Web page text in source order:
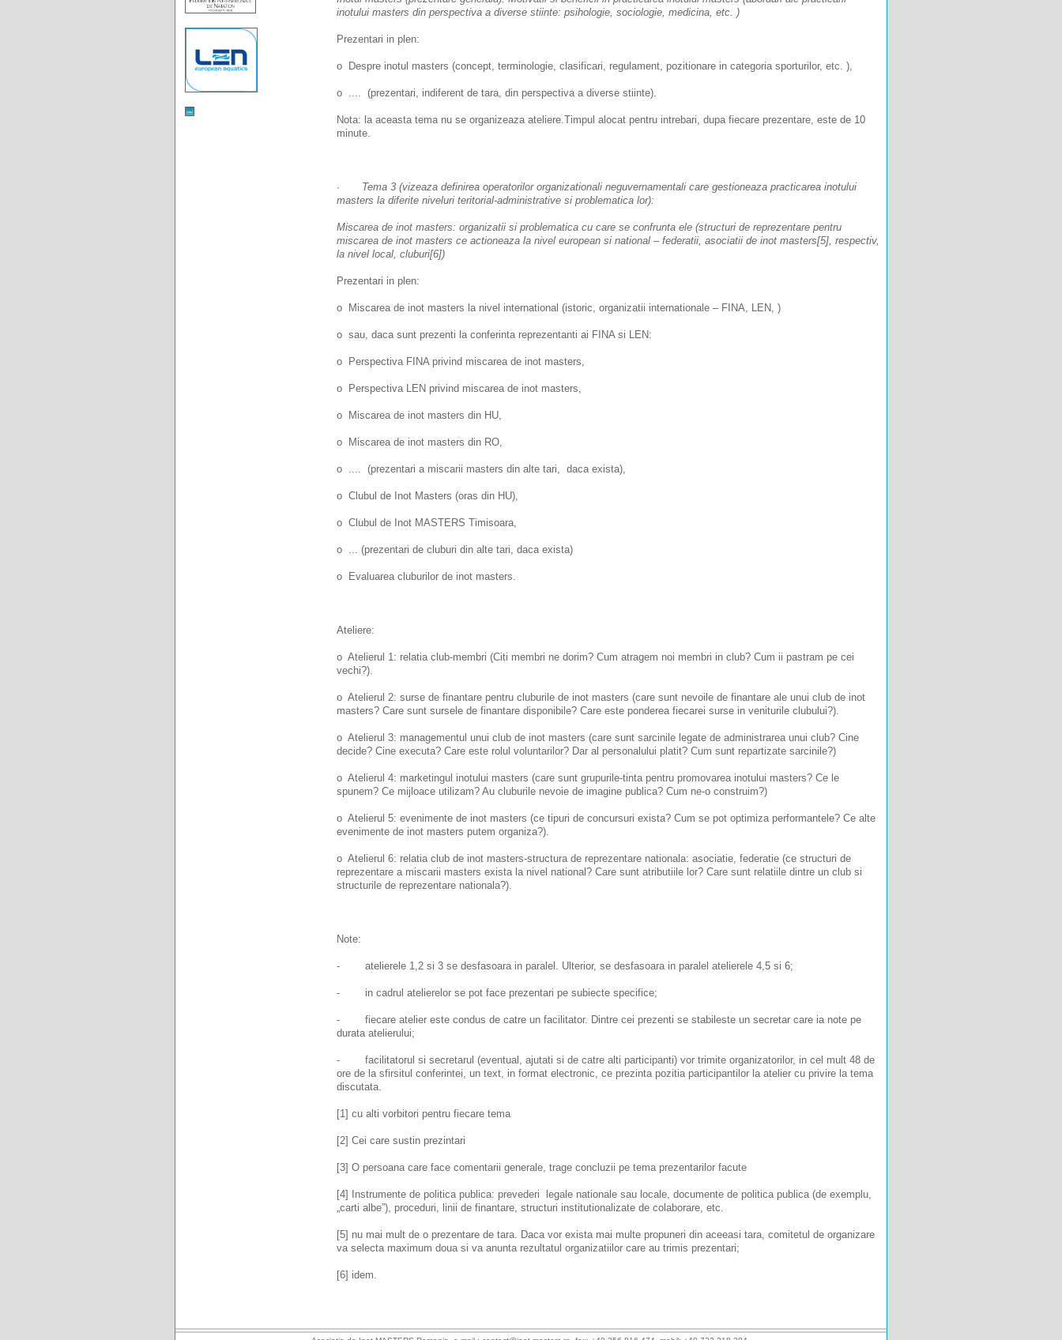
inotului masters din perspectiva a diverse stiinte: psihologie, sociologie, medicina, etc. )
Prezentari in plen:
o Despre inotul masters (concept, terminologie, clasificari, regulament, pozitionare in categoria sporturilor, etc. ),
o .... (prezentari, indiferent de tara, din perspectiva a diverse stiinte).
Nota: la aceasta tema nu se organizeaza ateliere.Timpul alocat pentru intrebari, dupa fiecare prezentare, este de 10
minute.
· Tema 3 (vizeaza definirea operatorilor organizationali neguvernamentali care gestioneaza practicarea inotului
masters la diferite niveluri teritorial-administrative si problematica lor):
Miscarea de inot masters: organizatii si problematica cu care se confrunta ele (structuri de reprezentare pentru
miscarea de inot masters ce actioneaza la nivel european si national – federatii, asociatii de inot masters[5], respectiv,
la nivel local, cluburi[6])
Prezentari in plen:
o Miscarea de inot masters la nivel international (istoric, organizatii internationale – FINA, LEN, )
o sau, daca sunt prezenti la conferinta reprezentanti ai FINA si LEN:
o Perspectiva FINA privind miscarea de inot masters,
o Perspectiva LEN privind miscarea de inot masters,
o Miscarea de inot masters din HU,
o Miscarea de inot masters din RO,
o .... (prezentari a miscarii masters din alte tari, daca exista),
o Clubul de Inot Masters (oras din HU),
o Clubul de Inot MASTERS Timisoara,
o ... (prezentari de cluburi din alte tari, daca exista)
o Evaluarea cluburilor de inot masters.
Ateliere:
o Atelierul 1: relatia club-membri (Citi membri ne dorim? Cum atragem noi membri in club? Cum ii pastram pe cei
vechi?).
o Atelierul 2: surse de finantare pentru cluburile de inot masters (care sunt nevoile de finantare ale unui club de inot
masters? Care sunt sursele de finantare disponibile? Care este ponderea fiecarei surse in veniturile clubului?).
o Atelierul 3: managementul unui club de inot masters (care sunt sarcinile legate de administrarea unui club? Cine
decide? Cine executa? Care este rolul voluntarilor? Dar al personalului platit? Cum sunt repartizate sarcinile?)
o Atelierul 4: marketingul inotului masters (care sunt grupurile-tinta pentru promovarea inotului masters? Ce le
spunem? Ce mijloace utilizam? Au cluburile nevoie de imagine publica? Cum ne-o construim?)
o Atelierul 5: evenimente de inot masters (ce tipuri de concursuri exista? Cum se pot optimiza performantele? Ce alte
evenimente de inot masters putem organiza?).
o Atelierul 6: relatia club de inot masters-structura de reprezentare nationala: asociatie, federatie (ce structuri de
reprezentare a miscarii masters exista la nivel national? Care sunt atributiile lor? Care sunt relatiile dintre un club si
structurile de reprezentare nationala?).
Note:
- atelierele 1,2 si 3 se desfasoara in paralel. Ulterior, se desfasoara in paralel atelierele 4,5 si 6;
- in cadrul atelierelor se pot face prezentari pe subiecte specifice;
- fiecare atelier este condus de catre un facilitator. Dintre cei prezenti se stabileste un secretar care ia note pe
durata atelierului;
- facilitatorul si secretarul (eventual, ajutati si de catre alti participanti) vor trimite organizatorilor, in cel mult 48 de
ore de la sfirsitul conferintei, un text, in format electronic, ce prezinta pozitia participantilor la atelier cu privire la tema
discutata.
[1] cu alti vorbitori pentru fiecare tema
[2] Cei care sustin prezintari
[3] O persoana care face comentarii generale, trage concluzii pe tema prezentarilor facute
[4] Instrumente de politica publica: prevederi legale nationale sau locale, documente de politica publica (de exemplu,
„carti albe”), proceduri, linii de finantare, structuri institutionalizate de colaborare, etc.
[5] nu mai mult de o prezentare de tara. Daca vor exista mai multe propuneri din aceeasi tara, comitetul de organizare
va selecta maximum doua si va anunta rezultatul organizatiilor care au trimis prezentari;
[6] idem.